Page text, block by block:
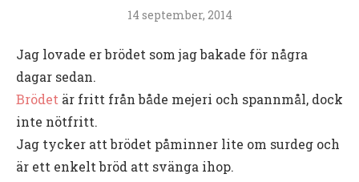
14 september, 2014
Jag lovade er brödet som jag bakade för några
dagar sedan.
Brödet är fritt från både mejeri och spannmål, dock
inte nötfritt.
Jag tycker att brödet påminner lite om surdeg och
är ett enkelt bröd att svänga ihop.